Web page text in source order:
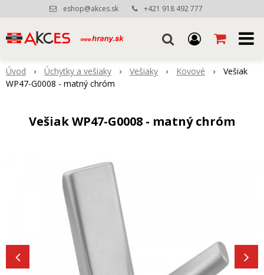
eshop@akces.sk +421 918 492 777
Úvod Úchytky a vešiaky Vešiaky Kovové
Vešiak
WP47-G0008 - matný chróm
Vešiak WP47-G0008 - matný chróm